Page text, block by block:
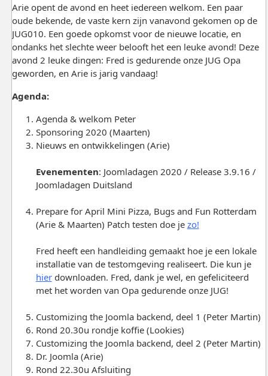
Arie opent de avond en heet iedereen welkom. Een paar
oude bekende, de vaste kern zijn vanavond gekomen op de
JUG010. Een goede opkomst voor de nieuwe locatie, en
ondanks het slechte weer belooft het een leuke avond! Deze
avond 2 leuke dingen: Fred is gedurende onze JUG Opa
geworden, en Arie is jarig vandaag!
Agenda:
Agenda & welkom Peter
Sponsoring 2020 (Maarten)
Nieuws en ontwikkelingen (Arie)
Evenementen: Joomladagen 2020 / Release 3.9.16 /
Joomladagen Duitsland
Prepare for April Mini Pizza, Bugs and Fun Rotterdam
(Arie & Maarten) Patch testen doe je zo!
Fred heeft een handleiding gemaakt hoe je een lokale
installatie van de testomgeving realiseert. Die kun je
hierdownloaden. Fred, dank je wel, en gefeliciteerd
met het worden van Opa gedurende onze JUG!
Customizing the Joomla backend, deel 1 (Peter Martin)
Rond 20.30u rondje koffie (Lookies)
Customizing the Joomla backend, deel 2 (Peter Martin)
Dr. Joomla (Arie)
Rond 22.30u Afsluiting